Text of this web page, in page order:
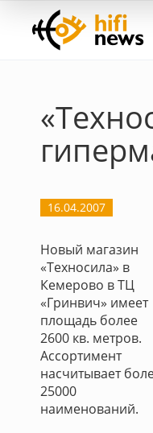
16.04.2007
Новый магазин
«Техносила» в
Кемерово в ТЦ
«Гринвич» имеет
площадь более
2600 кв. метров.
Ассортимент
насчитывает
25000
наименований.